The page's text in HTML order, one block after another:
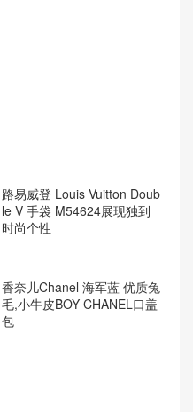
路易威登 Louis Vuitton Doub